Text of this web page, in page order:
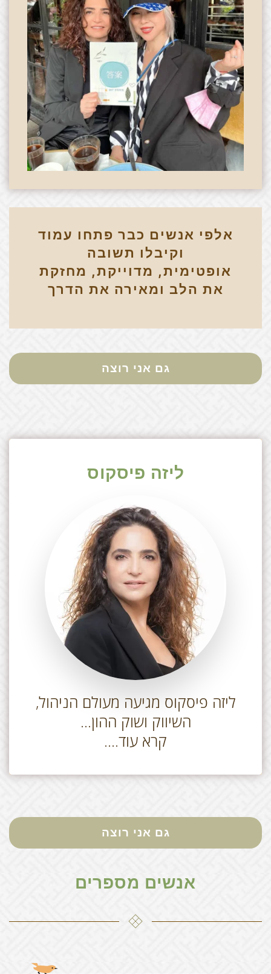
אלפי אנשים כבר פתחו עמוד
וקיבלו תשובה
אופטימית, מדוייקת, מחזקת
את הלב ומאירה את הדרך
גם אני רוצה
ליזה פיסקוס
ליזה פיסקוס מגיעה מעולם הניהול,
השיווק ושוק ההון...
קרא עוד....
גם אני רוצה
אנשים מספרים